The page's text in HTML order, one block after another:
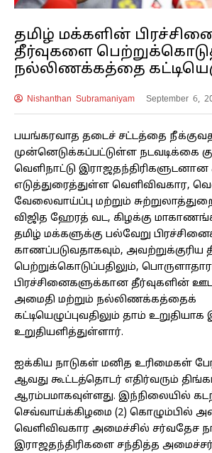
தமிழ் மக்களின்
தீர்வுகளை
நல்லிணக்கத்தை
Nishanthan Subramaniyam September 6,
பயங்கரவாத தடைச் சட்டத்தை
முன்னெடுக்கப்பட்டுள்ள நடவடிக்கை
வெளிநாட்டு இராஜதந்திரிகளுடனான
எடுத்துரைத்துள்ள வெளிவிவகார,
வேலைவாய்ப்பு மற்றும்
விஜித ஹேரத் வட, கிழக்கு
தமிழ் மக்களுக்கு பல்வேறு
காணப்படுவதாகவும், அவற்றுக்குரிய
பெற்றுக்கொடுப்பதிலும்,
பிரச்சினைகளுக்கான தீர்வுகளின்
அமைதி மற்றும் நல்லிணக்கத்தைக்
கட்டியெழுப்புவதிலும் தாம் உறுதியாக
உறுதியளித்துள்ளார்.
ஐக்கிய நாடுகள் மனித உரிமைகள்
ஆவது கூட்டத்தொடர் எதிர்வரும்
ஆரம்பமாகவுள்ளது. இந்நிலையில்
செவ்வாய்க்கிழமை (2) கொழும்பில்
வெளிவிவகார அமைச்சில் சர்வதேச
இராஜதந்திரிகளை சந்தித்த